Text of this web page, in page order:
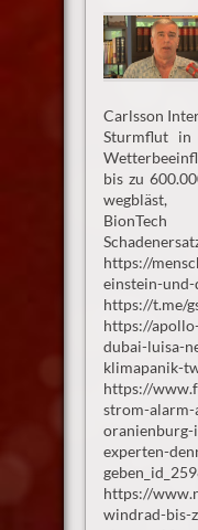
Carlsson
Sturmflut in
bis zu
wegbläst,
https://
einstein-
https://t.me/
https://
dubai-luisa-
klimapanik-
https://
strom-alarm-
experten-
https://
windrad-bis-